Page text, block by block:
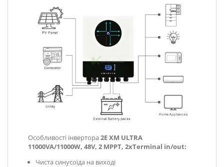
Особливості інвертора2E XM ULTRA
11000VA/11000W, 48V, 2 MPPT, 2xTerminal in/out:
Чиста синусоїда на виході